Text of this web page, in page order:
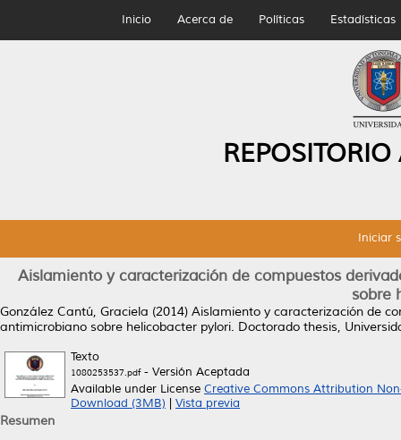
Inicio Acerca de Políticas Estadísticas
Iniciar
Aislamiento y caracterización de compuestos
sobre
González Cantú, Graciela (2014) Aislamiento y caracterización de
antimicrobiano sobre helicobacter pylori. Doctorado thesis,
Texto
1080253537.pdf- Versión Aceptada
Available under License Creative Commons Attribution
Download (3MB)
Vista previa
Resumen